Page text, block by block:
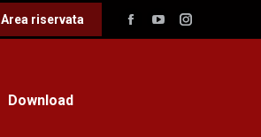
Area riservata
Facebook
YouTubeInstagram
Download